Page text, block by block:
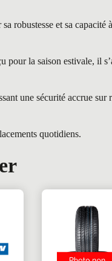
et sa capacité
la saison estivale, il
une sécurité accrue
quotidiens.